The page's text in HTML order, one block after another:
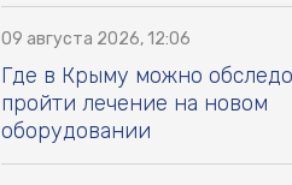
09 августа 2026, 12:06
Где в Крыму можно
пройти лечение на новом
оборудовании